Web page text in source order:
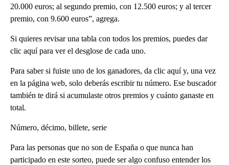
20.000 euros; al segundo premio, con 12.500 euros; y al tercer
premio, con 9.600 euros”, agrega.
Si quieres revisar una tabla con todos los premios, puedes dar
clic aquí para ver el desglose de cada uno.
Para saber si fuiste uno de los ganadores, da clic aquí y, una vez
en la página web, solo deberás escribir tu número. Ese buscador
también te dirá si acumulaste otros premios y cuánto ganaste en
total.
Número, décimo, billete, serie
Para las personas que no son de España o que nunca han
participado en este sorteo, puede ser algo confuso entender los